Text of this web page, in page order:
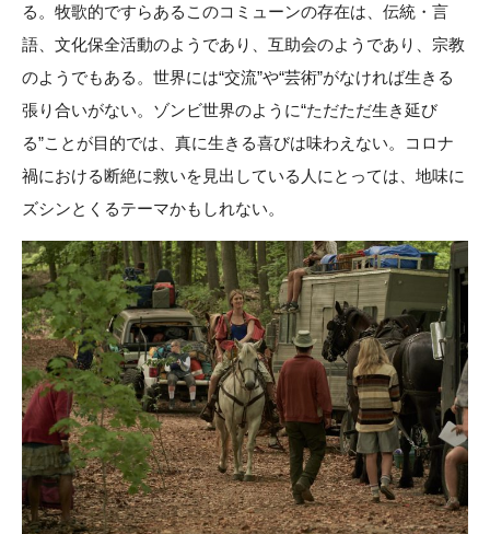
る。牧歌的ですらあるこのコミューンの存在は、伝統・言
語、文化保全活動のようであり、互助会のようであり、宗教
のようでもある。世界には“交流”や“芸術”がなければ生きる
張り合いがない。ゾンビ世界のように“ただただ生き延び
る”ことが目的では、真に生きる喜びは味わえない。コロナ
禍における断絶に救いを見出している人にとっては、地味に
ズシンとくるテーマかもしれない。